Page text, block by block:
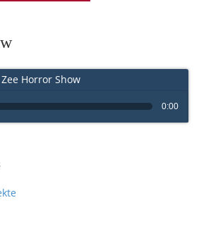
Zee Horror Show
0:00